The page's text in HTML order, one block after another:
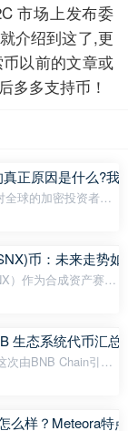
市场上发布委
介绍到这了,更
以前的文章或
多多支持币！
正原因是什么?我
球的加密投资者来
从 11.7 万美元的高
币：未来走势
）作为合成资产赛道
生成并交易追踪
一“金融乐
生态系统代币汇总
次由BNB Chain引领
年已成为BNB的突
于链
么样？Meteora特